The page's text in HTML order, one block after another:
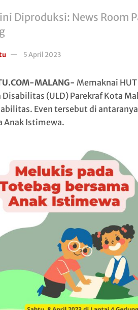
Diproduksi: News Room
5 April 2023
MALANG- Memaknai
Disabilitas (ULD) Parekraf Kota
Even tersebut di
Anak Istimewa.